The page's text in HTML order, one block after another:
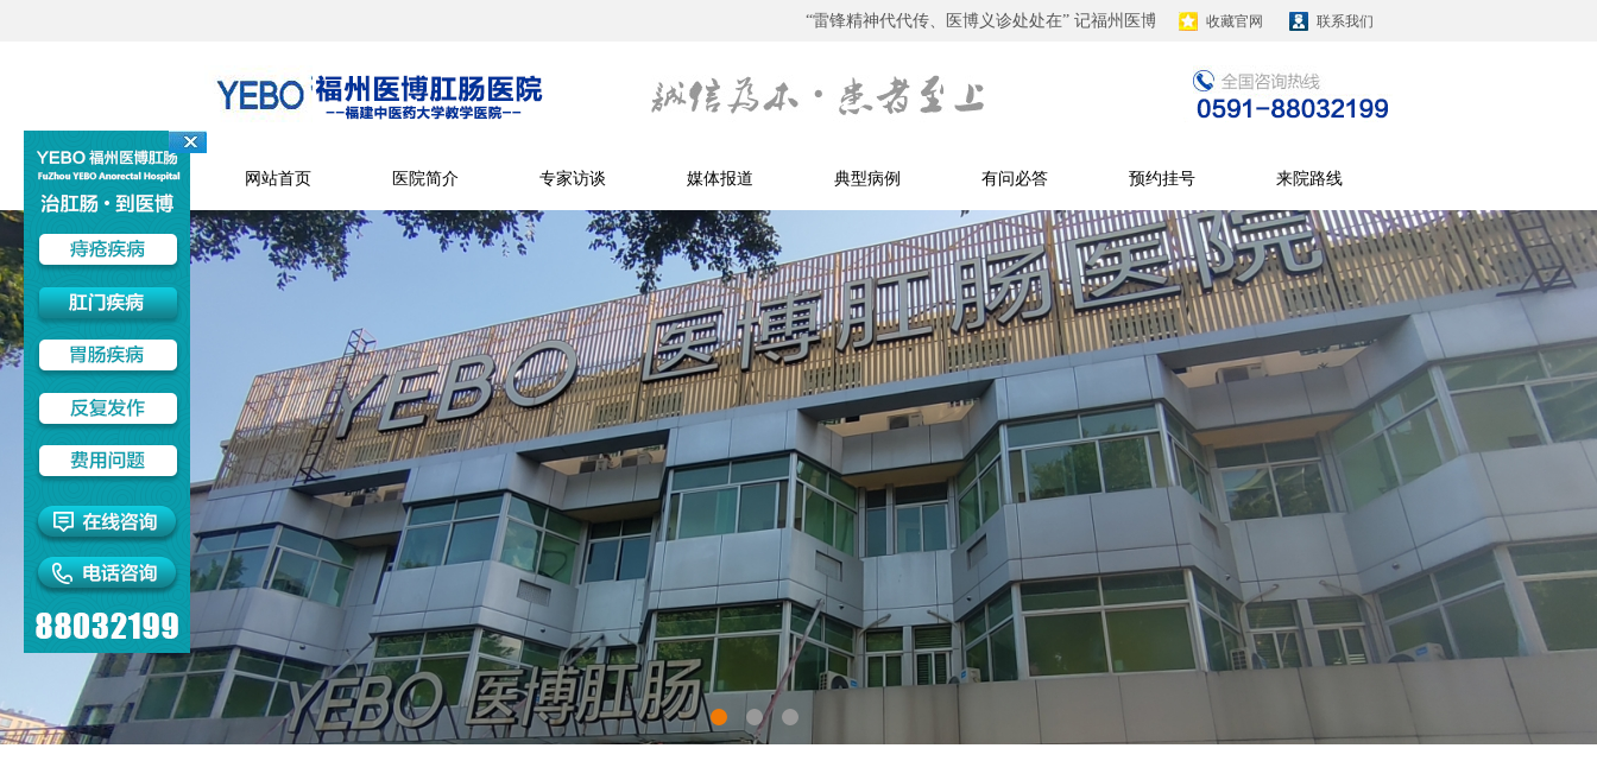
“雷锋精神代代传、医博义诊处处在” 记福州医博肛肠医院。请患者朋友们谨慎辨识，如有其它疑问请拨打官方热线：
收藏官网 联系我们
网站首页 医院简介 专家访谈 媒体报道 典型病例 有问必答 预约挂号 来院路线